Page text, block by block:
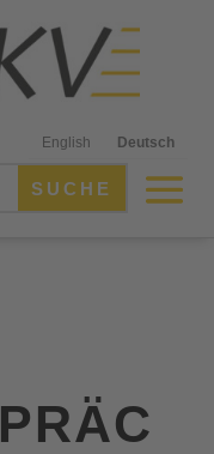
English Deutsch